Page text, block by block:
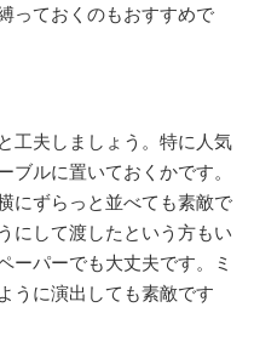
っておくのもおすすめで
工夫しましょう。特に人気
ルに置いておくかです。
にずらっと並べても素敵で
にして渡したという方もい
ーパーでも大丈夫です。ミ
うに演出しても素敵です